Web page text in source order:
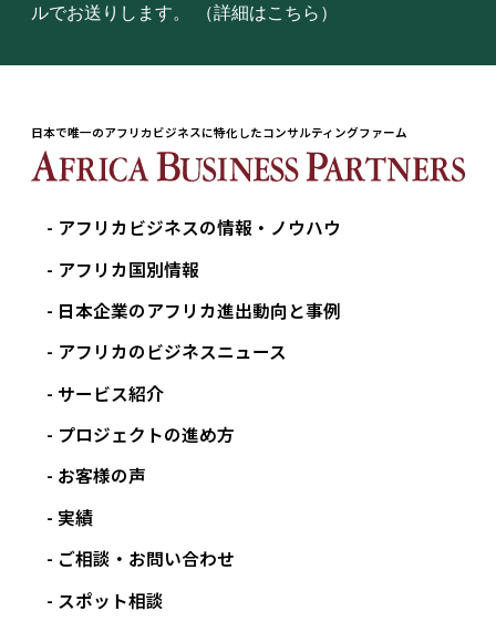
ルでお送りします。
（詳細はこちら）
日本で唯一のアフリカビジネスに特化したコンサルティングファーム
アフリカビジネスの情報・ノウハウ
アフリカ国別情報
日本企業のアフリカ進出動向と事例
アフリカのビジネスニュース
サービス紹介
プロジェクトの進め方
お客様の声
実績
ご相談・お問い合わせ
スポット相談